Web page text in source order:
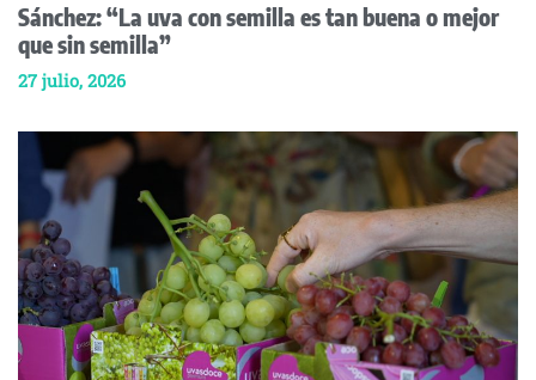
Sánchez: “La uva con semilla es tan buena o mejor
que sin semilla”
27 julio, 2026